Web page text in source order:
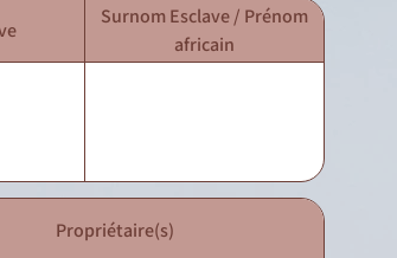
Surnom Esclave / Prénom
africain
Propriétaire(s)